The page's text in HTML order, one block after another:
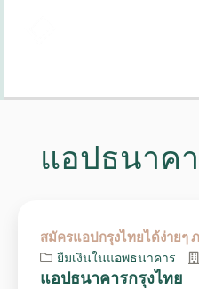
แอปธนาค
สมัครแอปกรุงไทยได้ง่ายๆ
ยืมเงินในแอพธนาคาร
แอปธนาคารกรุงไทย